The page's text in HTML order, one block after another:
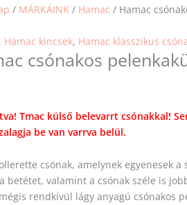
/ MÁRKÁINK / Hamac / Hamac
, Hamac kincsek, Hamac klasszikus
csónakos
Tmac külső belevarrt csónakkal!
be van varrva belül.
csónak, amelynek egyenesek
betétet, valamint a csónak széle is
rendkívül lágy anyagú csónakos